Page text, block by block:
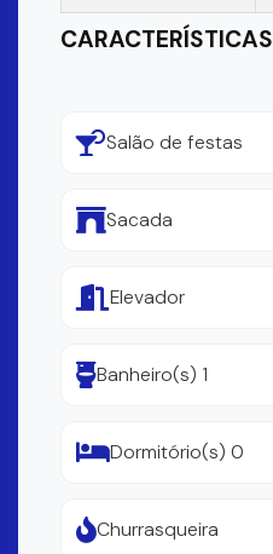
CARACTERÍSTICAS
Salão de festas
Sacada
Elevador
Banheiro(s) 1
Dormitório(s) 0
Churrasqueira